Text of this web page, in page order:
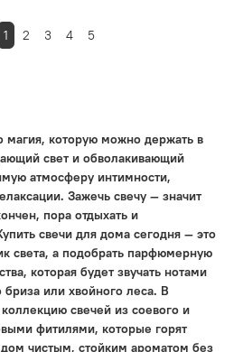
1 2 3 4 5
магия, которую можно держать в
свет и обволакивающий
атмосферу интимности,
Зажечь свечу — значит
пора отдыхать и
свечи для дома сегодня — это
света, а подобрать парфюмерную
которая будет звучать нотами
или хвойного леса. В
свечей из соевого и
фитилями, которые горят
чистым, стойким ароматом без